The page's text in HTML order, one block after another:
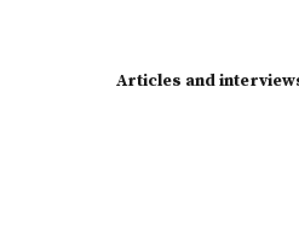
Articles and